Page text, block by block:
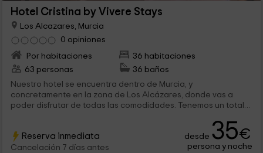
Hotel Cristina by Vivere Stays
Los Alcazares, Murcia
0 opiniones
Por habitaciones
36 habitaciones
63 personas
36 baños
Nuestro hotel se encuentra dentro de Murcia, y
concretamente en la zona de Los Alcázares, donde vas a
poder disfrutar de todas las comodidades. Tenemos un total
habitaciones dobles e individuales.
Reserva inmediata
Cancelación 7 días antes
desde 35€
persona y noche